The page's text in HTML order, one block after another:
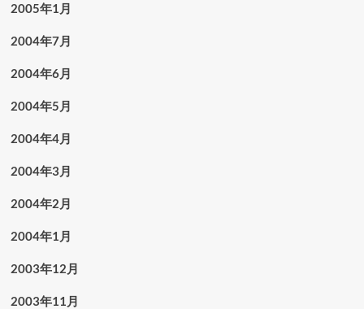
2005年1月
2004年7月
2004年6月
2004年5月
2004年4月
2004年3月
2004年2月
2004年1月
2003年12月
2003年11月